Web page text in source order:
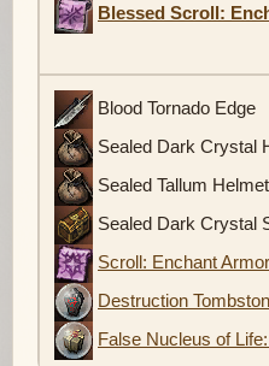
Blessed Scroll:
Blood Tornado Edge
Sealed Dark Crystal
Sealed Tallum
Sealed Dark Crystal
Scroll: Enchant
Destruction
False Nucleus of